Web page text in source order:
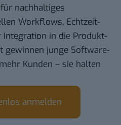
nachhaltiges
Workflows, Echtzeit-
in die Produkt-
gewinnen junge Software-
Kunden – sie halten
anmelden